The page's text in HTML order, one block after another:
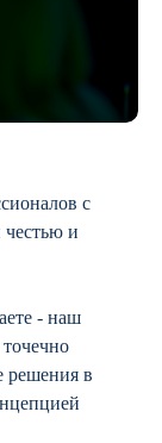
с
и
- наш
решения в